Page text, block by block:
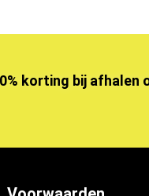
korting bij